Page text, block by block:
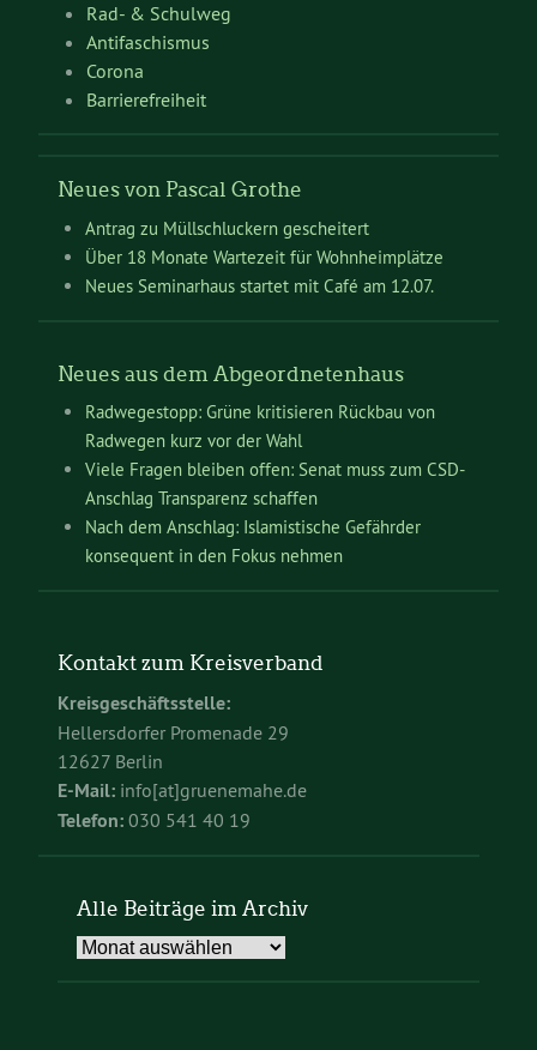
Rad- & Schulweg
Antifaschismus
Corona
Barrierefreiheit
Neues von Pascal Grothe
Antrag zu Müllschluckern gescheitert
Über 18 Monate Wartezeit für Wohnheimplätze
Neues Seminarhaus startet mit Café am 12.07.
Neues aus dem Abgeordnetenhaus
Radwegestopp: Grüne kritisieren Rückbau von
Radwegen kurz vor der Wahl
Viele Fragen bleiben offen: Senat muss zum CSD-
Anschlag Transparenz schaffen
Nach dem Anschlag: Islamistische Gefährder
konsequent in den Fokus nehmen
Kontakt zum Kreisverband
Kreisgeschäftsstelle:
Hellersdorfer Promenade 29
12627 Berlin
E-Mail: info[at]gruenemahe.de
Telefon: 030 541 40 19
Alle Beiträge im Archiv
Alle